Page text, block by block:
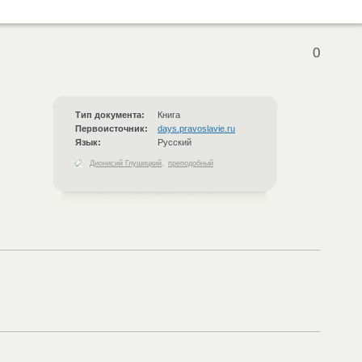
0
Тип документа:
Книга
Первоисточник:
days.pravoslavie.ru
Язык:
Русский
Дионисий Глушицкий, преподобный